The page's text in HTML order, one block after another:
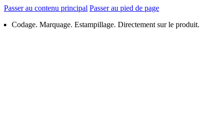
Passer au contenu principal Passer au pied de page
Codage. Marquage. Estampillage. Directement sur le produit.